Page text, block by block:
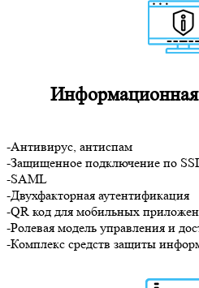
Информационная
-Антивирус, антиспам
-Защищенное подключение по
-SAML
-Двухфакторная аутентификация
-QR код для мобильных
-Ролевая модель управления и
-Комплекс средств защиты